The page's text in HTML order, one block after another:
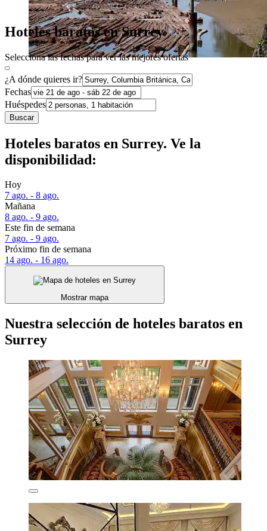
Hoteles baratos en Surrey
Selecciona las fechas para ver las mejores ofertas
¿A dónde quieres ir?
Fechas
Huéspedes
Buscar
Hoteles baratos en Surrey. Ve la
disponibilidad:
Hoy
7 ago. - 8 ago.
Mañana
8 ago. - 9 ago.
Este fin de semana
7 ago. - 9 ago.
Próximo fin de semana
14 ago. - 16 ago.
Mostrar mapa
Nuestra selección de hoteles baratos en
Surrey